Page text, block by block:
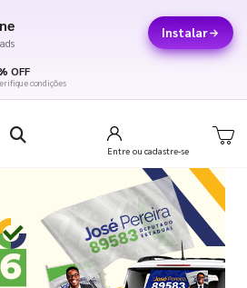
Instalar
OFF
condições
Entre ou cadastre-se